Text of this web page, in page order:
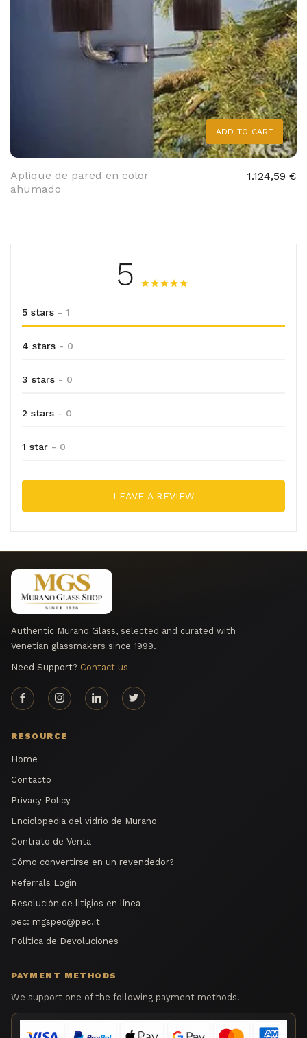
ADD TO CART
Aplique de pared en color
ahumado
1.124,59 €
5
5 stars - 1
4 stars - 0
3 stars - 0
2 stars - 0
1 star - 0
LEAVE A REVIEW
Authentic Murano Glass, selected and curated with
Venetian glassmakers since 1999.
Need Support? Contact us
RESOURCE
Home
Contacto
Privacy Policy
Enciclopedia del vidrio de Murano
Contrato de Venta
Cómo convertirse en un revendedor?
Referrals Login
Resolución de litigios en línea
pec: mgspec@pec.it
Política de Devoluciones
PAYMENT METHODS
We support one of the following payment methods.